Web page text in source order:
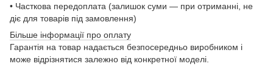
• Часткова передоплата (залишок суми — при отриманні, не
діє для товарів під замовлення)
Більше інформації про оплату
Гарантія на товар надається безпосередньо виробником і
може відрізнятися залежно від конкретної моделі.